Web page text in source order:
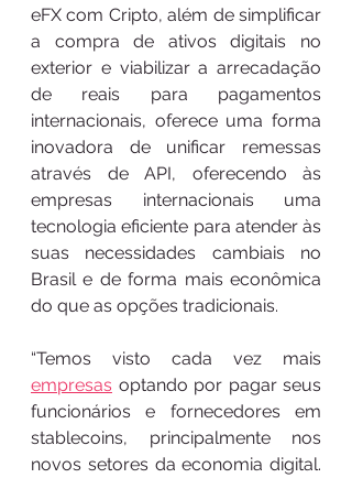
eFX com Cripto, além de simplificar
a compra de ativos digitais no
exterior e viabilizar a arrecadação
de reais para pagamentos
internacionais, oferece uma forma
inovadora de unificar remessas
através de API, oferecendo às
empresas internacionais uma
tecnologia eficiente para atender às
suas necessidades cambiais no
Brasil e de forma mais econômica
do que as opções tradicionais.
empresas optando por pagar seus
funcionários e fornecedores em
stablecoins, principalmente nos
novos setores da economia digital.